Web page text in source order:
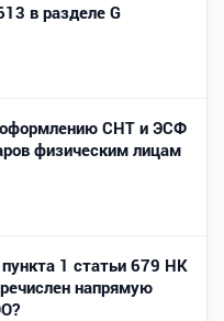
в разделе G
оформлению СНТ и ЭСФ
физическим лицам
1 статьи 679 НК
напрямую